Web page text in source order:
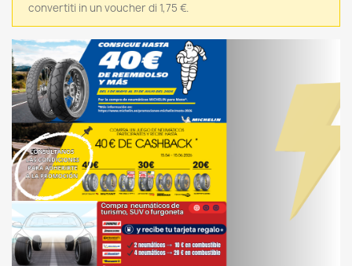
convertiti in un voucher di 1,75 €.